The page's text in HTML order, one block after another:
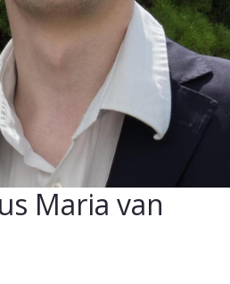
Maria van